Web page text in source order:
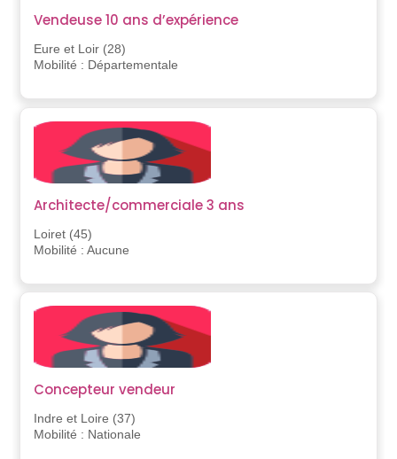
Vendeuse 10 ans d’expérience
Eure et Loir (28)
Mobilité : Départementale
Architecte/commerciale 3 ans
Loiret (45)
Mobilité : Aucune
Concepteur vendeur
Indre et Loire (37)
Mobilité : Nationale